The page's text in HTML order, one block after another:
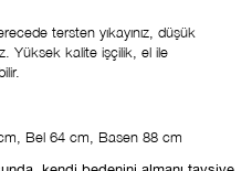
tersten yıkayınız, düşük
Yüksek kalite işçilik, el ile
Bel 64 cm, Basen 88 cm